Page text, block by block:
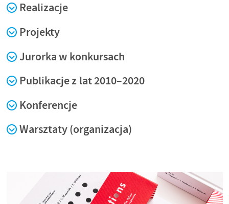
Realizacje
Projekty
Jurorka w konkursach
Publikacje z lat 2010–2020
Konferencje
Warsztaty (organizacja)